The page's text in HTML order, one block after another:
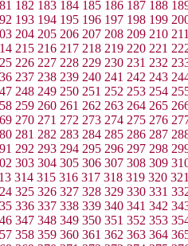
182 183 184 185 186 187 188
193 194 195 196 197 198 199
204 205 206 207 208 209 210
215 216 217 218 219 220 221
226 227 228 229 230 231 232
237 238 239 240 241 242 243
248 249 250 251 252 253 254
259 260 261 262 263 264 265
270 271 272 273 274 275 276
281 282 283 284 285 286 287
292 293 294 295 296 297 298
303 304 305 306 307 308 309
314 315 316 317 318 319 320
325 326 327 328 329 330 331
336 337 338 339 340 341 342
347 348 349 350 351 352 353
358 359 360 361 362 363 364